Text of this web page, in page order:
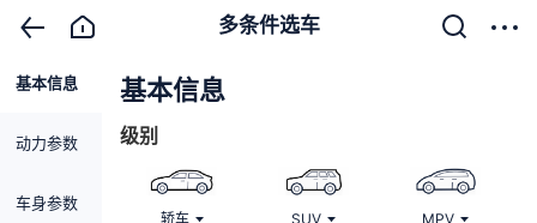
多条件选车
基本信息
动力参数
车身参数
基本信息
级别
轿车 SUV MPV